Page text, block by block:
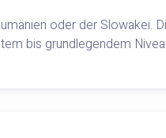
oder der
bis grundlegendem